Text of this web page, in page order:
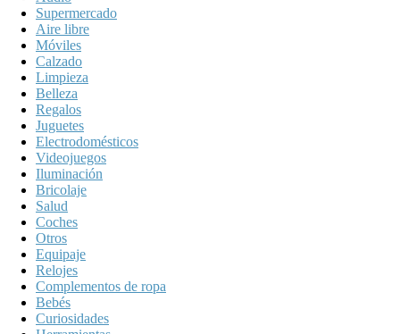
Supermercado
Aire libre
Móviles
Calzado
Limpieza
Belleza
Regalos
Juguetes
Electrodomésticos
Videojuegos
Iluminación
Bricolaje
Salud
Coches
Otros
Equipaje
Relojes
Complementos de ropa
Bebés
Curiosidades